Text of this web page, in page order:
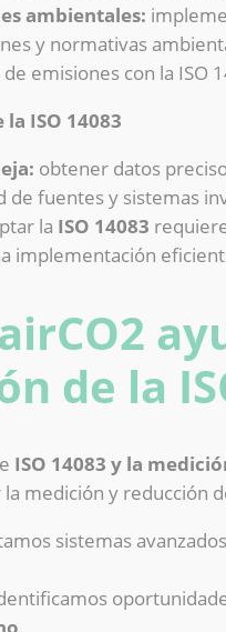
ambientales:
y normativas
emisiones con la
ISO 14083
obtener datos
de fuentes y sistemas
la ISO 14083
implementación
de la
ISO 14083 y la
medición y reducción
sistemas